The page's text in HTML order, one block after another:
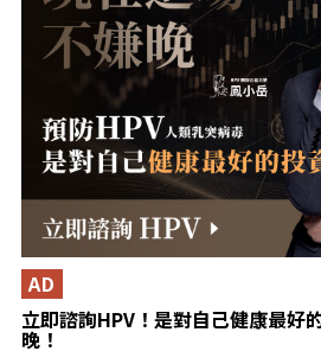
立即諮詢HPV！是對自己健康最好
晚！
AD